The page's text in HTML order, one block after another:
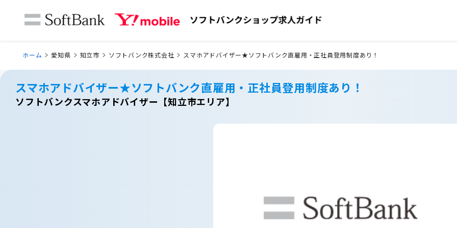
ホーム 愛知県 知立市 ソフトバンク株式会社 スマホアドバイザー★ソフトバンク直雇用・正社員登用制度あり！
スマホアドバイザー★ソフトバンク直雇用・正社員登用制度あり！
ソフトバンクスマホアドバイザー【知立市エリア】